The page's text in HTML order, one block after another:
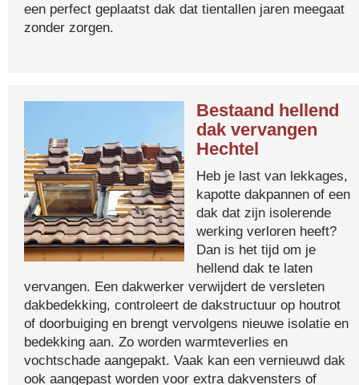
een perfect geplaatst dak dat tientallen jaren meegaat
zonder zorgen.
Bestaand hellend
dak vervangen
Hechtel
Heb je last van lekkages,
kapotte dakpannen of een
dak dat zijn isolerende
werking verloren heeft?
Dan is het tijd om je
hellend dak te laten
vervangen. Een dakwerker verwijdert de versleten
dakbedekking, controleert de dakstructuur op houtrot
of doorbuiging en brengt vervolgens nieuwe isolatie en
bedekking aan. Zo worden warmteverlies en
vochtschade aangepakt. Vaak kan een vernieuwd dak
ook aangepast worden voor extra dakvensters of